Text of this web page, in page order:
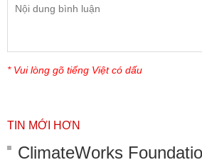
* Vui lòng gõ tiếng Việt có dấu
TIN MỚI HƠN
ClimateWorks